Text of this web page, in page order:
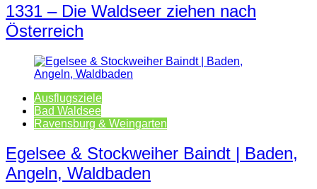
1331 – Die Waldseer ziehen nach
Österreich
Ausflugsziele
Bad Waldsee
Ravensburg & Weingarten
Egelsee & Stockweiher Baindt | Baden,
Angeln, Waldbaden